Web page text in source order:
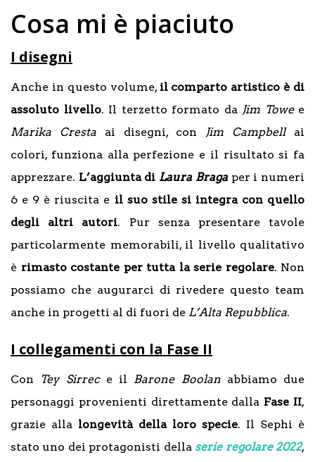
Cosa mi è piaciuto
I disegni
Anche in questo volume, il comparto artistico è di
assoluto livello. Il terzetto formato da Jim Towee
Marika Cresta ai disegni, con Jim Campbellai
colori, funziona alla perfezione e il risultato si fa
apprezzare. L’aggiunta di Laura Bragaper i numeri
6 e 9 è riuscita e il suo stile si integra con quello
degli altri autori. Pur senza presentare tavole
particolarmente memorabili, il livello qualitativo
è rimasto costante per tutta la serie regolare. Non
possiamo che augurarci di rivedere questo team
anche in progetti al di fuori de L’Alta Repubblica.
I collegamenti con la Fase II
Con Tey Sirrece il Barone Boolanabbiamo due
personaggi provenienti direttamente dalla Fase II,
grazie alla longevità della loro specie. Il Sephi è
stato uno dei protagonisti della serie regolare 2022,